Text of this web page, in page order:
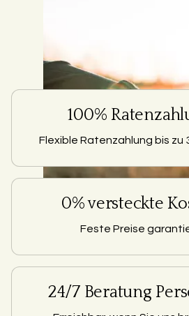
100%
Flexible Ratenzahlung bis zu
0% versteckte
Feste Preise
24/7 Beratung